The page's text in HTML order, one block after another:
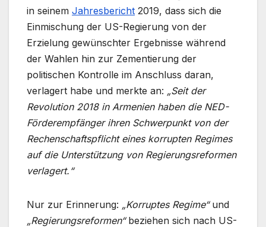
in seinem Jahresbericht 2019, dass sich die
Einmischung der US-Regierung von der
Erzielung gewünschter Ergebnisse während
der Wahlen hin zur Zementierung der
politischen Kontrolle im Anschluss daran,
verlagert habe und merkte an: „Seit der
Revolution 2018 in Armenien haben die NED-
Förderempfänger ihren Schwerpunkt von der
Rechenschaftspflicht eines korrupten Regimes
auf die Unterstützung von Regierungsreformen
verlagert.“
Nur zur Erinnerung: „Korruptes Regime“und
„Regierungsreformen“beziehen sich nach US-